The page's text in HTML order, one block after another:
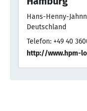
Hans-Henny-
Deutschland
Telefon: +49 40
http://www.hpm-